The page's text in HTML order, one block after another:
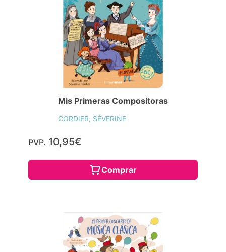
Mis Primeras Compositoras
CORDIER, SÉVERINE
PVP. 10,95€
Comprar